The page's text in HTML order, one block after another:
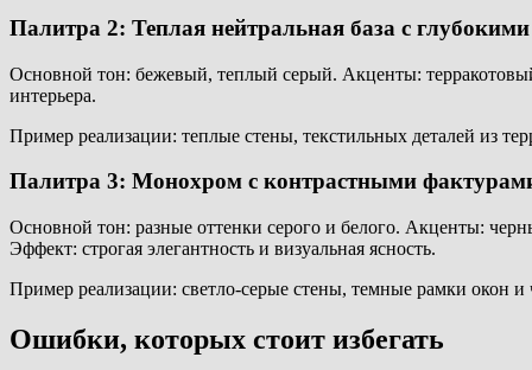
Палитра 2: Теплая нейтральная база с
Основной тон: бежевый, теплый серый. Акценты:
интерьера.
Пример реализации: теплые стены, текстильных деталей из
Палитра 3: Монохром с контрастными
Основной тон: разные оттенки серого и белого. Акценты:
Эффект: строгая элегантность и визуальная ясность.
Пример реализации: светло-серые стены, темные рамки окон и
Ошибки, которых стоит избегать